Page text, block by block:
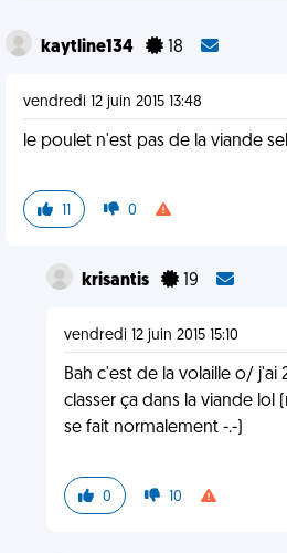
kaytline134 18
vendredi 12 juin 2015 13:48
le poulet n'est pas de la viande
11 0
krisantis 19
vendredi 12 juin 2015 15:10
Bah c'est de la volaille o/ j'ai
classer ça dans la viande lol
se fait normalement -.-)
0 10